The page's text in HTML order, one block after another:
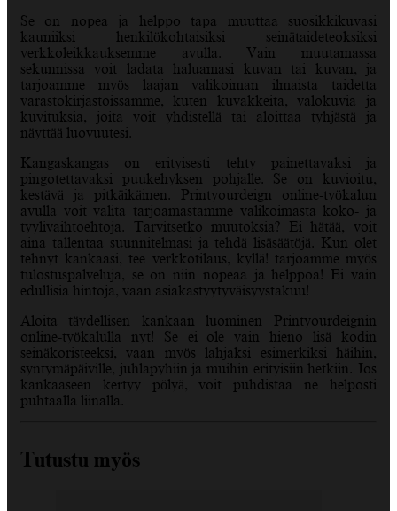
Se on nopea ja helppo tapa muuttaa suosikkikuvasi
kauniiksi henkilökohtaisiksi seinätaideteoksiksi
verkkoleikkauksemme avulla. Vain muutamassa
sekunnissa voit ladata haluamasi kuvan tai kuvan, ja
tarjoamme myös laajan valikoiman ilmaista taidetta
varastokirjastoissamme, kuten kuvakkeita, valokuvia ja
kuvituksia, joita voit yhdistellä tai aloittaa tyhjästä ja
näyttää luovuutesi.
Kangaskangas on erityisesti tehty painettavaksi ja
pingotettavaksi puukehyksen pohjalle. Se on kuvioitu,
kestävä ja pitkäikäinen. Printyourdeign online-työkalun
avulla voit valita tarjoamastamme valikoimasta koko- ja
tyylivaihtoehtoja. Tarvitsetko muutoksia? Ei hätää, voit
aina tallentaa suunnitelmasi ja tehdä lisäsäätöjä. Kun olet
tehnyt kankaasi, tee verkkotilaus, kyllä! tarjoamme myös
tulostuspalveluja, se on niin nopeaa ja helppoa! Ei vain
edullisia hintoja, vaan asiakastyytyväisyystakuu!
Aloita täydellisen kankaan luominen Printyourdeignin
online-työkalulla nyt! Se ei ole vain hieno lisä kodin
seinäkoristeeksi, vaan myös lahjaksi esimerkiksi häihin,
syntymäpäiville, juhlapyhiin ja muihin erityisiin hetkiin. Jos
kankaaseen kertyy pölyä, voit puhdistaa ne helposti
puhtaalla liinalla.
Tutustu myös